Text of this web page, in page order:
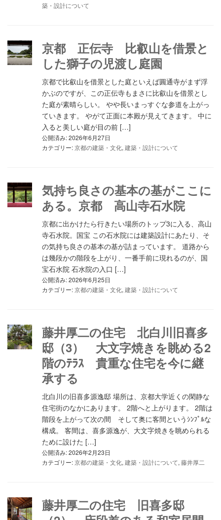
築・設計について
京都 正伝寺 比叡山を借景と
した獅子の児渡し庭園
京都で比叡山を借景とした庭といえば圓通寺がまず浮
かぶのですが、この正伝寺もまさに比叡山を借景とし
た庭が素晴らしい。 やや長いまっすぐな参道を上がっ
ていきます。 やがて正面に本殿が見えてきます。 中に
入ると美しい庭が目の前 […]
公開済み: 2026年6月27日
カテゴリー:京都の建築・文化, 建築・設計について
気持ち良さの基本の基がここに
ある。京都 高山寺石水院
京都に出かけたら行きたい場所のトップ3に入る、高山
寺石水院。国宝 この石水院には建築設計にあたり、そ
の気持ち良さの基本の基が詰まっています。 道路から
は幾段かの階段を上がり、一番手前に現れるのが、国
宝石水院 石水院の入口 […]
公開済み: 2026年6月25日
カテゴリー:京都の建築・文化, 建築・設計について
藤井厚二の住宅 北白川旧喜多
邸（3） 大文字焼きを眺める2
階のﾃﾗｽ 貴重な住宅を今に継
承する
北白川の旧喜多源逸邸 場所は、京都大学近くの閑静な
住宅街のなかにあります。 2階へと上がります。 2階は
階段を上がって次の間 そして奥に客間というｼﾝﾌﾟﾙな
構成。 客間は、喜多源逸が、大文字焼きを眺められる
ために設けた […]
公開済み: 2026年2月23日
カテゴリー:京都の建築・文化, 建築・設計について, 藤井厚二
藤井厚二の住宅 旧喜多邸